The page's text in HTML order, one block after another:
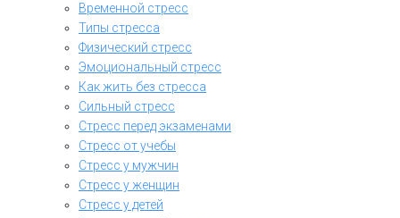
Временной стресс
Типы стресса
Физический стресс
Эмоциональный стресс
Как жить без стресса
Сильный стресс
Стресс перед экзаменами
Стресс от учебы
Стресс у мужчин
Стресс у женщин
Стресс у детей